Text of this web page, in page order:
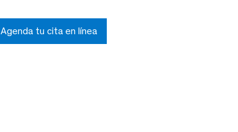
Agenda tu cita en línea